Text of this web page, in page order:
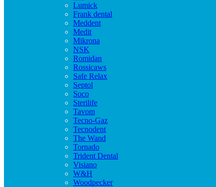
Lumick
Frank dental
Meddent
Medit
Mikrona
NSK
Romidan
Rossicaws
Safe Relax
Septol
Soco
Sterilife
Tavom
Tecno-Gaz
Tecnodent
The Wand
Tornado
Trident Dental
Visiano
W&H
Woodpecker